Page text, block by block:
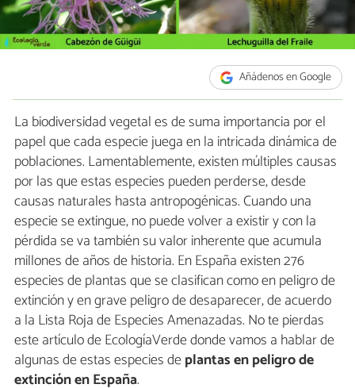
Añádenos en Google
La biodiversidad vegetal es de suma importancia por el
papel que cada especie juega en la intricada dinámica de
poblaciones. Lamentablemente, existen múltiples causas
por las que estas especies pueden perderse, desde
causas naturales hasta antropogénicas. Cuando una
especie se extingue, no puede volver a existir y con la
pérdida se va también su valor inherente que acumula
millones de años de historia. En España existen 276
especies de plantas que se clasifican como en peligro de
extinción y en grave peligro de desaparecer, de acuerdo
a la Lista Roja de Especies Amenazadas. No te pierdas
este artículo de EcologíaVerde donde vamos a hablar de
algunas de estas especies deplantas en peligro de
extinción en España.